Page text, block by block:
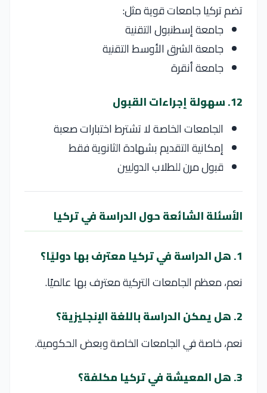
تضم تركيا جامعات قوية مثل:
جامعة إسطنبول التقنية
جامعة الشرق الأوسط التقنية
جامعة أنقرة
12. سهولة إجراءات القبول
الجامعات الخاصة لا تشترط اختبارات صعبة
إمكانية التقديم بشهادة الثانوية فقط
قبول مرن للطلاب الدوليين
الأسئلة الشائعة حول الدراسة في تركيا
1. هل الدراسة في تركيا معترف بها دوليًا؟
نعم، معظم الجامعات التركية معترف بها عالميًا.
2. هل يمكن الدراسة باللغة الإنجليزية؟
نعم، خاصة في الجامعات الخاصة وبعض الحكومية.
3. هل المعيشة في تركيا مكلفة؟